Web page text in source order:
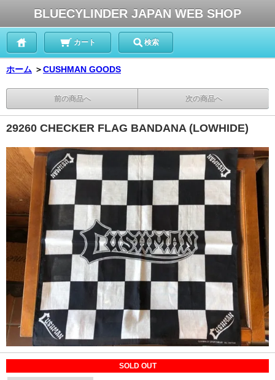
BLUECYLINDER JAPAN WEB SHOP
カート 検索
ホーム ＞CUSHMAN GOODS
前の商品へ 次の商品へ
29260 CHECKER FLAG BANDANA (LOWHIDE)
SOLD OUT